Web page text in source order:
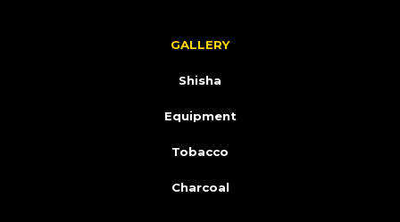
GALLERY
Shisha
Equipment
Tobacco
Charcoal